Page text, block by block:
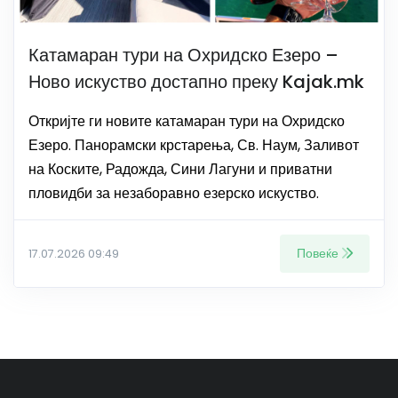
Катамаран тури на Охридско Езеро –
Ново искуство достапно преку Kajak.mk
Откријте ги новите катамаран тури на Охридско
Езеро. Панорамски крстарења, Св. Наум, Заливот
на Коските, Радожда, Сини Лагуни и приватни
пловидби за незаборавно езерско искуство.
17.07.2026 09:49 Повеќе